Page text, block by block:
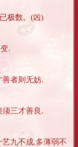
极数。(凶)
.
者则无妨.
三才善良.
九不成,多薄弱不